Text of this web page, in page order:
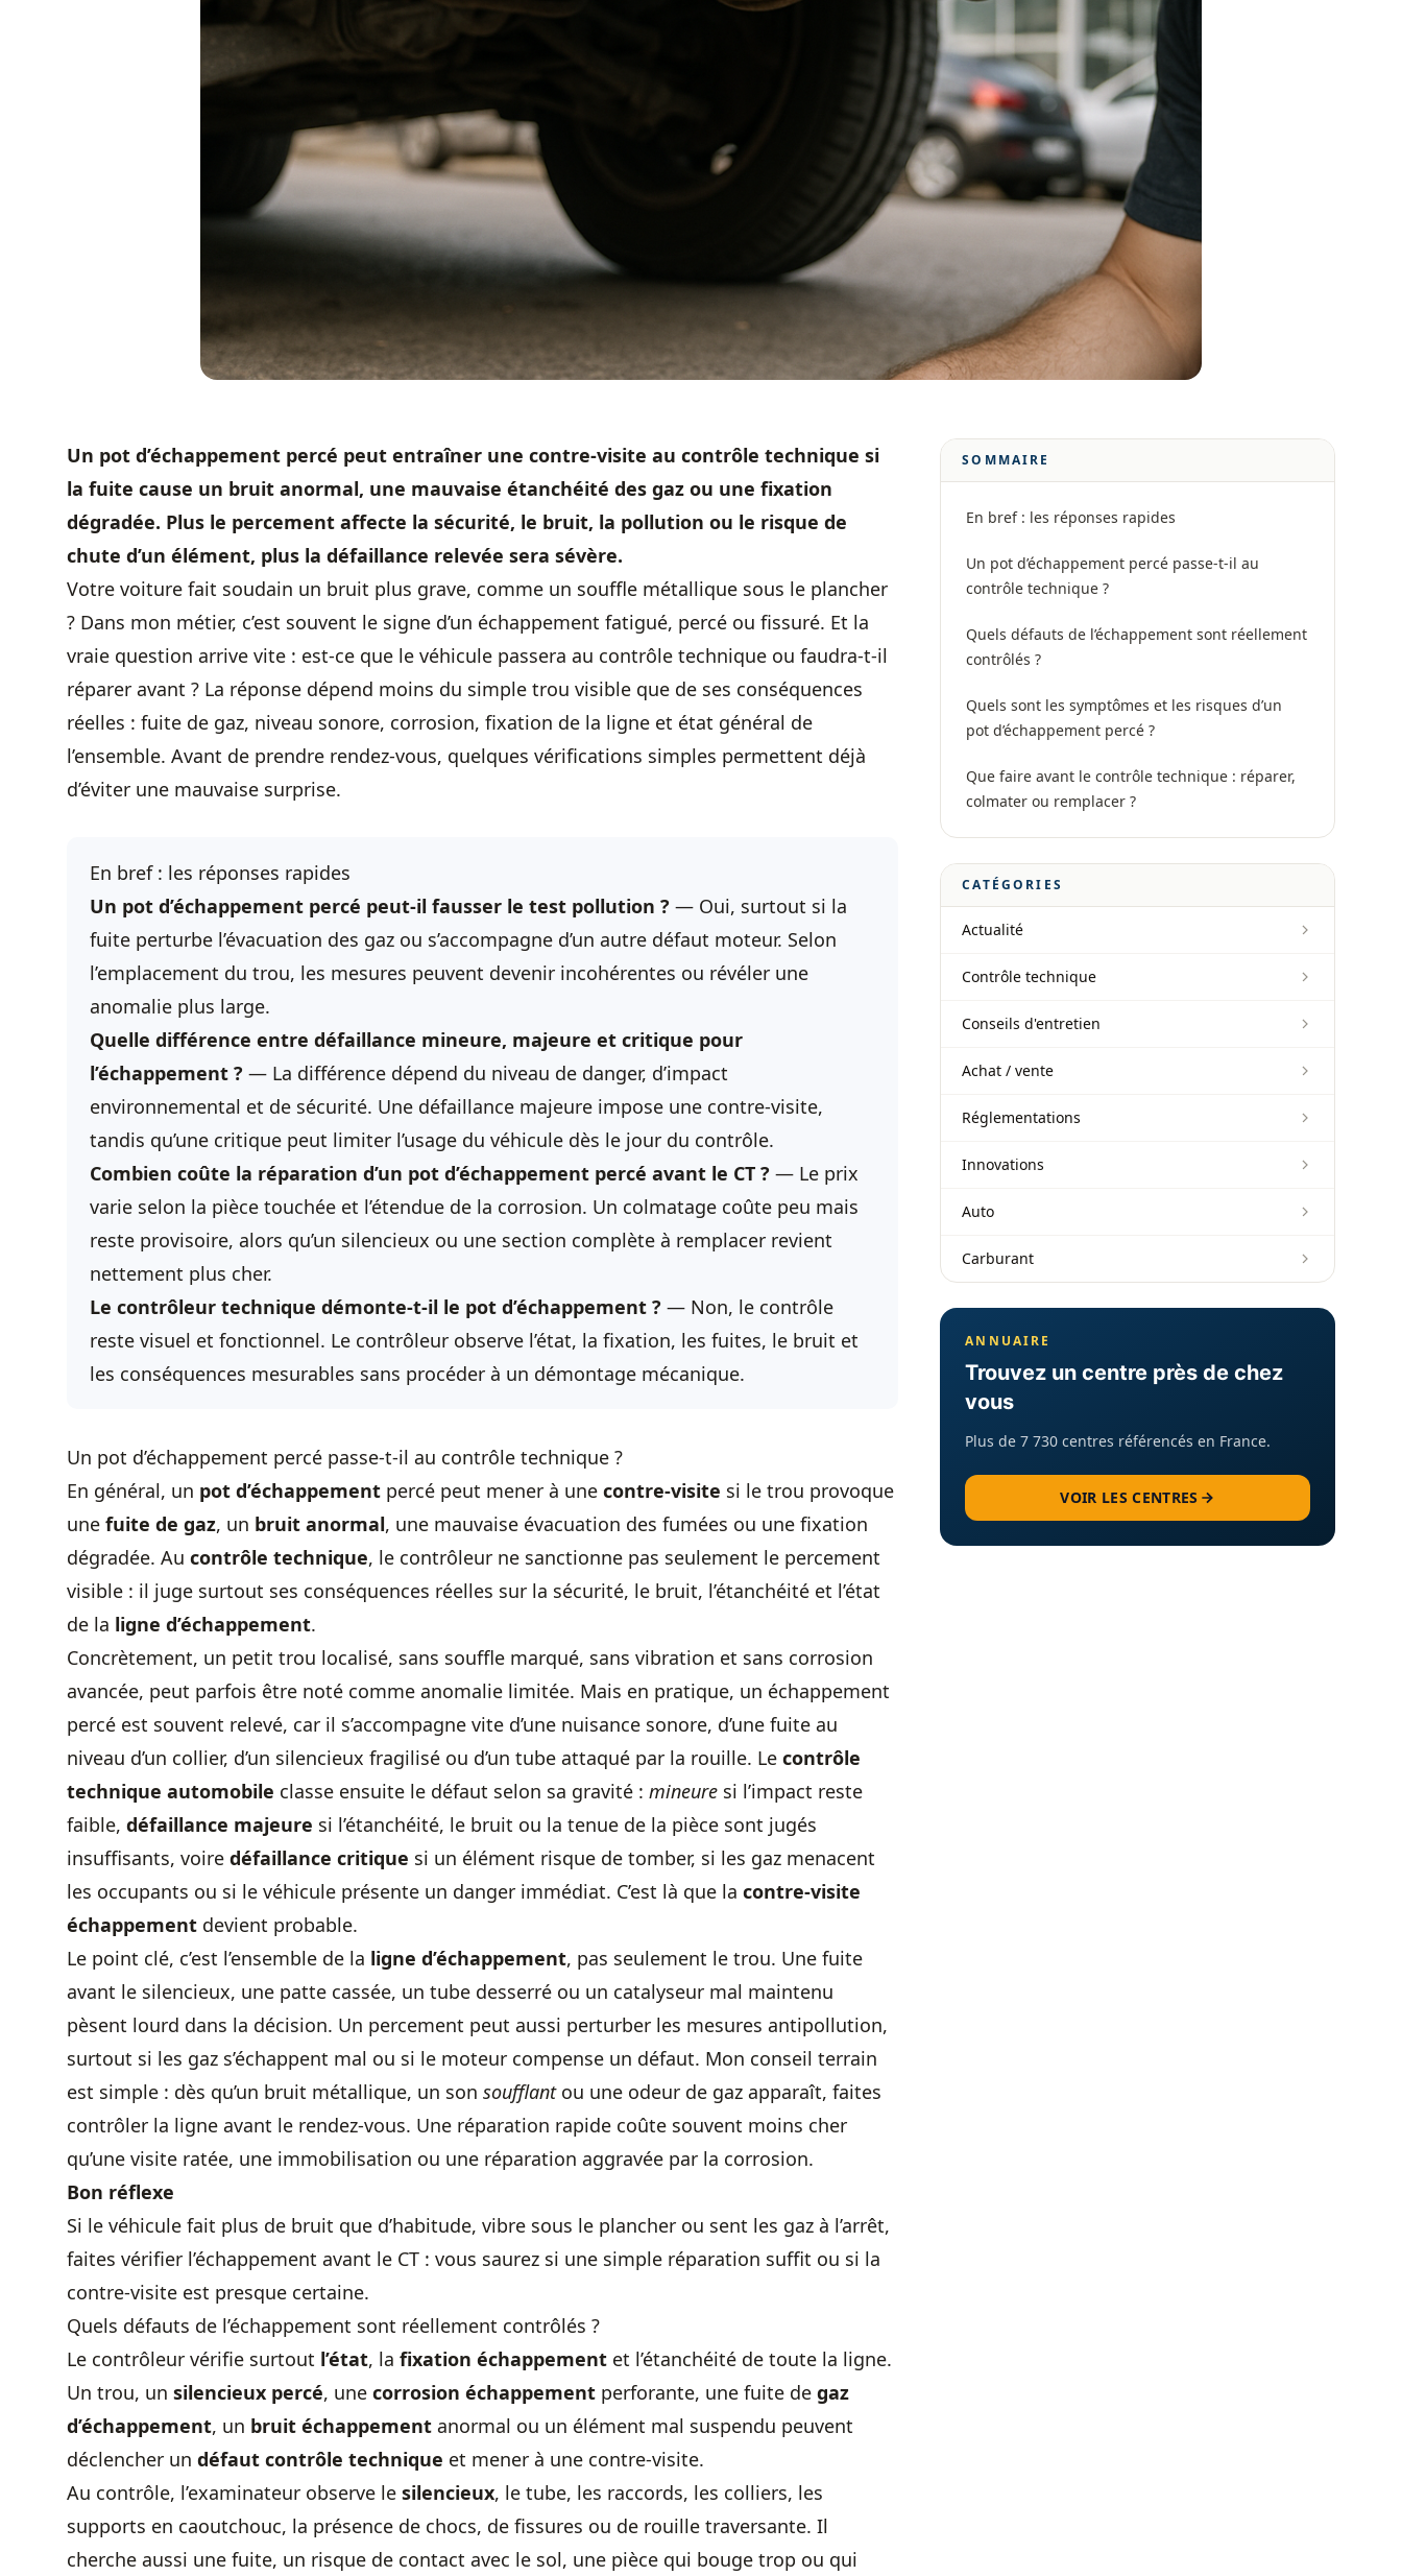
Un pot d’échappement percé peut entraîner une contre-visite au contrôle technique si
la fuite cause un bruit anormal, une mauvaise étanchéité des gaz ou une fixation
dégradée. Plus le percement affecte la sécurité, le bruit, la pollution ou le risque de
chute d’un élément, plus la défaillance relevée sera sévère.
Votre voiture fait soudain un bruit plus grave, comme un souffle métallique sous le plancher
? Dans mon métier, c’est souvent le signe d’un échappement fatigué, percé ou fissuré. Et la
vraie question arrive vite : est-ce que le véhicule passera au contrôle technique ou faudra-t-il
réparer avant ? La réponse dépend moins du simple trou visible que de ses conséquences
réelles : fuite de gaz, niveau sonore, corrosion, fixation de la ligne et état général de
l’ensemble. Avant de prendre rendez-vous, quelques vérifications simples permettent déjà
d’éviter une mauvaise surprise.
En bref : les réponses rapides
Un pot d’échappement percé peut-il fausser le test pollution ? — Oui, surtout si la
fuite perturbe l’évacuation des gaz ou s’accompagne d’un autre défaut moteur. Selon
l’emplacement du trou, les mesures peuvent devenir incohérentes ou révéler une
anomalie plus large.
Quelle différence entre défaillance mineure, majeure et critique pour
l’échappement ? — La différence dépend du niveau de danger, d’impact
environnemental et de sécurité. Une défaillance majeure impose une contre-visite,
tandis qu’une critique peut limiter l’usage du véhicule dès le jour du contrôle.
Combien coûte la réparation d’un pot d’échappement percé avant le CT ? — Le prix
varie selon la pièce touchée et l’étendue de la corrosion. Un colmatage coûte peu mais
reste provisoire, alors qu’un silencieux ou une section complète à remplacer revient
nettement plus cher.
Le contrôleur technique démonte-t-il le pot d’échappement ? — Non, le contrôle
reste visuel et fonctionnel. Le contrôleur observe l’état, la fixation, les fuites, le bruit et
les conséquences mesurables sans procéder à un démontage mécanique.
Un pot d’échappement percé passe-t-il au contrôle technique ?
En général, un pot d’échappement percé peut mener à une contre-visite si le trou provoque
une fuite de gaz, un bruit anormal, une mauvaise évacuation des fumées ou une fixation
dégradée. Au contrôle technique, le contrôleur ne sanctionne pas seulement le percement
visible : il juge surtout ses conséquences réelles sur la sécurité, le bruit, l’étanchéité et l’état
de la ligne d’échappement.
Concrètement, un petit trou localisé, sans souffle marqué, sans vibration et sans corrosion
avancée, peut parfois être noté comme anomalie limitée. Mais en pratique, un échappement
percé est souvent relevé, car il s’accompagne vite d’une nuisance sonore, d’une fuite au
niveau d’un collier, d’un silencieux fragilisé ou d’un tube attaqué par la rouille. Le contrôle
technique automobile classe ensuite le défaut selon sa gravité : mineure si l’impact reste
faible, défaillance majeure si l’étanchéité, le bruit ou la tenue de la pièce sont jugés
insuffisants, voire défaillance critique si un élément risque de tomber, si les gaz menacent
les occupants ou si le véhicule présente un danger immédiat. C’est là que la contre-visite
échappement devient probable.
Le point clé, c’est l’ensemble de la ligne d’échappement, pas seulement le trou. Une fuite
avant le silencieux, une patte cassée, un tube desserré ou un catalyseur mal maintenu
pèsent lourd dans la décision. Un percement peut aussi perturber les mesures antipollution,
surtout si les gaz s’échappent mal ou si le moteur compense un défaut. Mon conseil terrain
est simple : dès qu’un bruit métallique, un son soufflantou une odeur de gaz apparaît, faites
contrôler la ligne avant le rendez-vous. Une réparation rapide coûte souvent moins cher
qu’une visite ratée, une immobilisation ou une réparation aggravée par la corrosion.
Bon réflexe
Si le véhicule fait plus de bruit que d’habitude, vibre sous le plancher ou sent les gaz à l’arrêt,
faites vérifier l’échappement avant le CT : vous saurez si une simple réparation suffit ou si la
contre-visite est presque certaine.
Quels défauts de l’échappement sont réellement contrôlés ?
Le contrôleur vérifie surtout l’état, la fixation échappement et l’étanchéité de toute la ligne.
Un trou, un silencieux percé, une corrosion échappement perforante, une fuite de gaz
d’échappement, un bruit échappement anormal ou un élément mal suspendu peuvent
déclencher un défaut contrôle technique et mener à une contre-visite.
Au contrôle, l’examinateur observe le silencieux, le tube, les raccords, les colliers, les
supports en caoutchouc, la présence de chocs, de fissures ou de rouille traversante. Il
cherche aussi une fuite, un risque de contact avec le sol, une pièce qui bouge trop ou qui
SOMMAIRE
En bref : les réponses rapides
Un pot d’échappement percé passe-t-il au
contrôle technique ?
Quels défauts de l’échappement sont réellement
contrôlés ?
Quels sont les symptômes et les risques d’un
pot d’échappement percé ?
Que faire avant le contrôle technique : réparer,
colmater ou remplacer ?
CATÉGORIES
Actualité
Contrôle technique
Conseils d'entretien
Achat / vente
Réglementations
Innovations
Auto
Carburant
ANNUAIRE
Trouvez un centre près de chez
vous
Plus de 7 730 centres référencés en France.
VOIR LES CENTRES